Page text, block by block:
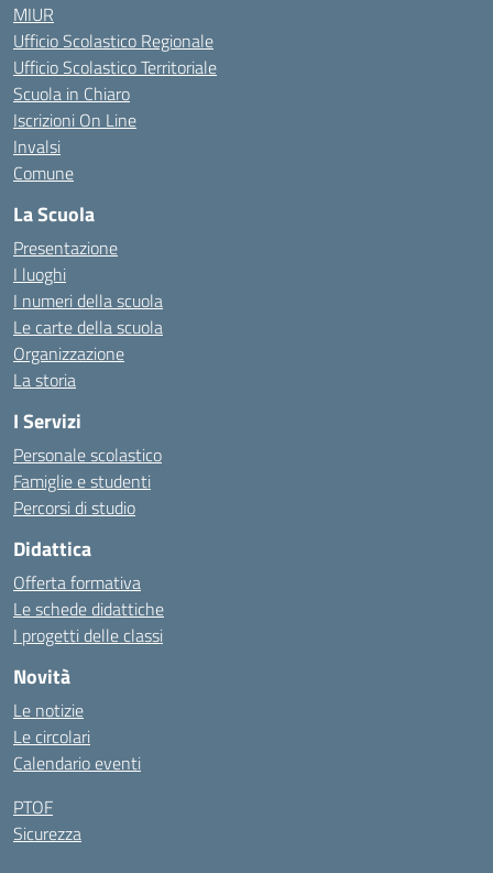
MIUR
Ufficio Scolastico Regionale
Ufficio Scolastico Territoriale
Scuola in Chiaro
Iscrizioni On Line
Invalsi
Comune
La Scuola
Presentazione
I luoghi
I numeri della scuola
Le carte della scuola
Organizzazione
La storia
I Servizi
Personale scolastico
Famiglie e studenti
Percorsi di studio
Didattica
Offerta formativa
Le schede didattiche
I progetti delle classi
Novità
Le notizie
Le circolari
Calendario eventi
PTOF
Sicurezza